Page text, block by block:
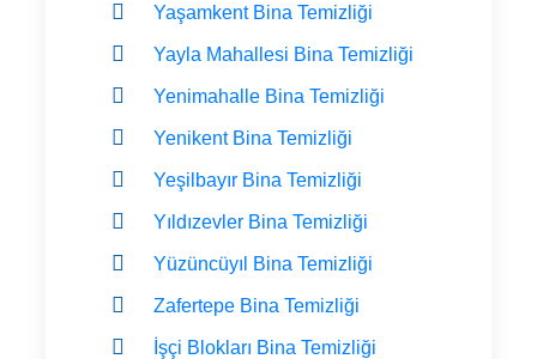
Yaşamkent Bina Temizliği
Yayla Mahallesi Bina Temizliği
Yenimahalle Bina Temizliği
Yenikent Bina Temizliği
Yeşilbayır Bina Temizliği
Yıldızevler Bina Temizliği
Yüzüncüyıl Bina Temizliği
Zafertepe Bina Temizliği
İşçi Blokları Bina Temizliği